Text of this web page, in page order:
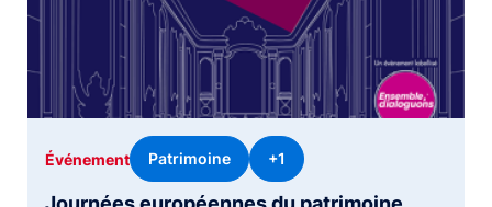
Événement Patrimoine +1